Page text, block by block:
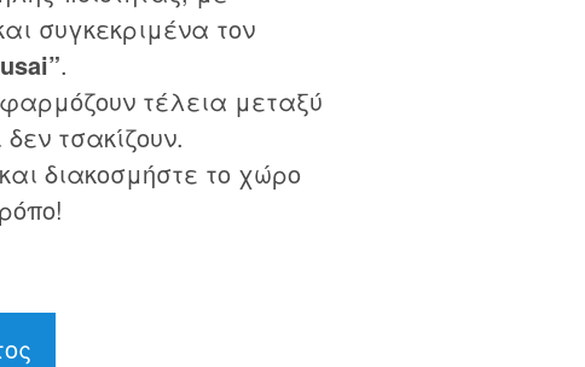
συγκεκριμένα τον
.
τέλεια μεταξύ
τσακίζουν.
διακοσμήστε το χώρο